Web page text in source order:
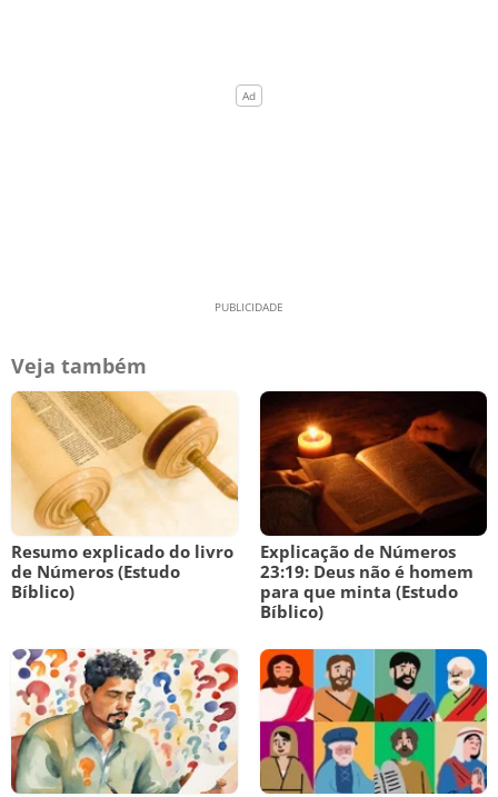
Veja também
Resumo explicado do livro
de Números (Estudo
Bíblico)
Explicação de Números
23:19: Deus não é homem
para que minta (Estudo
Bíblico)